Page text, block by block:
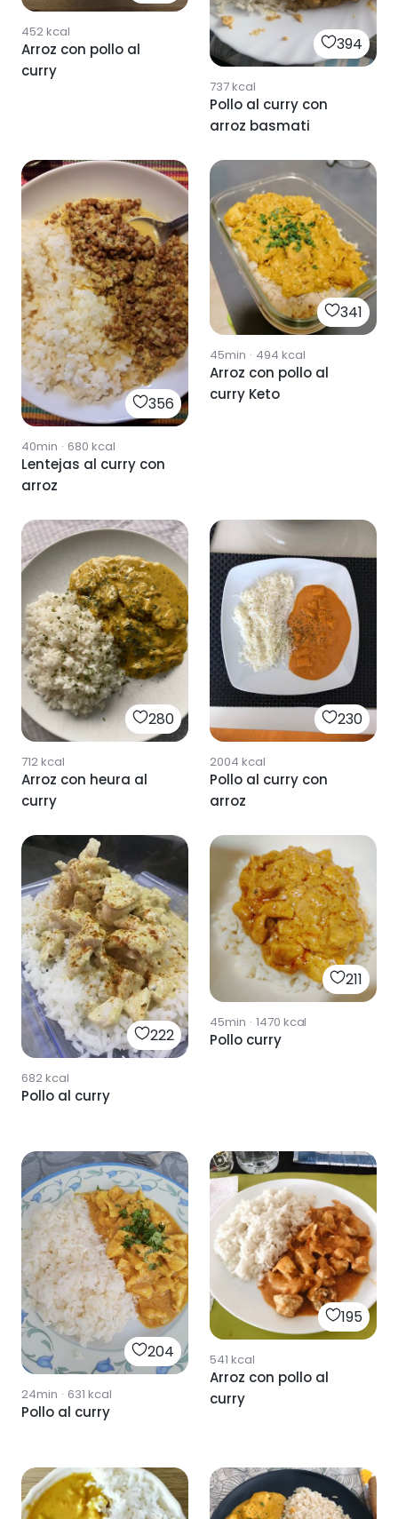
452kcal
Arroz con pollo al
curry
394
737kcal
Pollo al curry con
arroz basmati
356
40min · 680 kcal
Lentejas al curry con
arroz
341
45min · 494 kcal
Arroz con pollo al
curry Keto
280
712kcal
Arroz con heura al
curry
230
2004 kcal
Pollo al curry con
arroz
222
682kcal
Pollo al curry
211
45min · 1470 kcal
Pollo curry
204
24min · 631 kcal
Pollo al curry
195
541 kcal
Arroz con pollo al
curry